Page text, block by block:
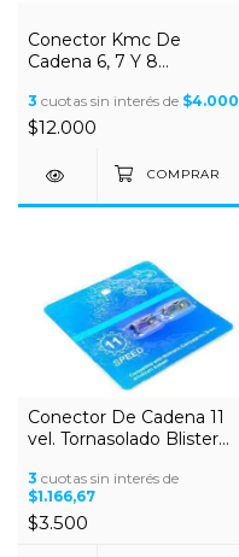
Conector Kmc De
Cadena 6, 7 Y 8
3 cuotas sin interés de $4.000
$12.000
Conector De Cadena 11
vel. Tornasolado Blister
3 cuotas sin interés de
$1.166,67
$3.500